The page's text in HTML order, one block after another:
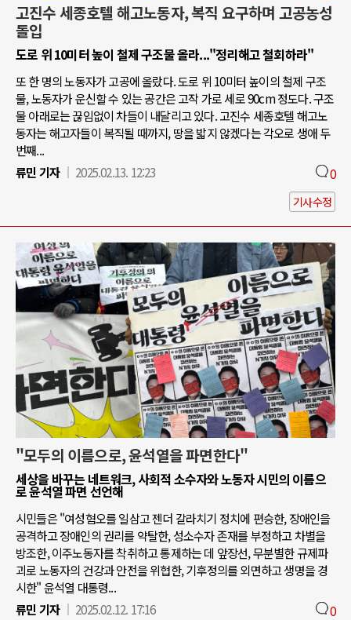
고진수 세종호텔 해고노동자, 복직 요구하며 고공농성
돌입
도로 위 10미터 높이 철제 구조물 올라..."정리해고 철회하라"
또 한 명의 노동자가 고공에 올랐다. 도로 위 10미터 높이의 철제 구조
물, 노동자가 운신할 수 있는 공간은 고작 가로 세로 90cm 정도다. 구조
물 아래로는 끊임없이 차들이 내달리고 있다. 고진수 세종호텔 해고노
동자는 해고자들이 복직될 때까지, 땅을 밟지 않겠다는 각오로 생애 두
번째...
류민 기자
2025.02.13. 12:23 0
기사수정
"모두의 이름으로, 윤석열을 파면한다"
세상을 바꾸는 네트워크, 사회적 소수자와 노동자 시민의 이름으
로 윤석열 파면 선언해
시민들은 "여성혐오를 일삼고 젠더 갈라치기 정치에 편승한, 장애인을
공격하고 장애인의 권리를 약탈한, 성소수자 존재를 부정하고 차별을
방조한, 이주노동자를 착취하고 통제하는 데 앞장선, 무분별한 규제파
괴로 노동자의 건강과 안전을 위협한, 기후정의를 외면하고 생명을 경
시한" 윤석열 대통령...
류민 기자
2025.02.12. 17:16 0